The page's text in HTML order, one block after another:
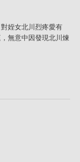
姪女北川烈疼愛有
無意中因發現北川煉